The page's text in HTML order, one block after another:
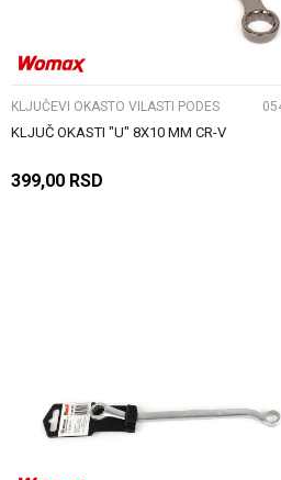
KLJUČEVI OKASTO VILASTI PODES
KLJUČ OKASTI "U" 8X10 MM CR-V
399,00 RSD
UPOREDI